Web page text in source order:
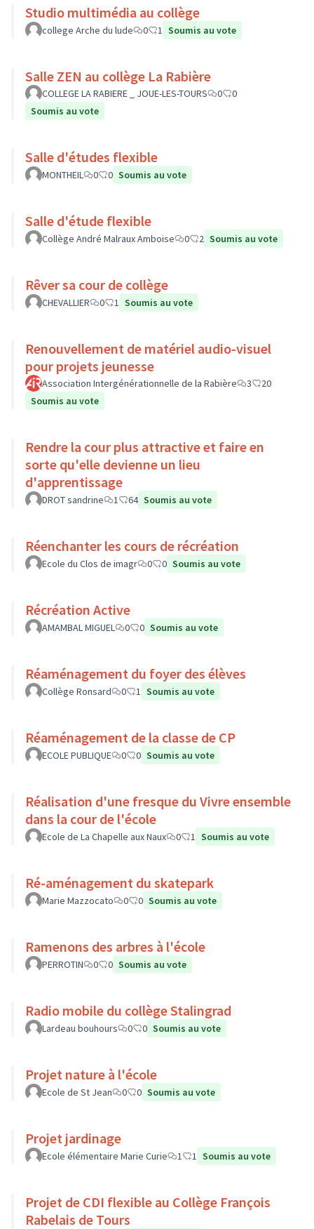
Studio multimédia au collège
college Arche du lude 0 1 Soumis au vote
Salle ZEN au collège La Rabière
COLLEGE LA RABIERE _ JOUE-LES-TOURS 0
0
Soumis au vote
Salle d'études flexible
MONTHEIL 0 0 Soumis au vote
Salle d'étude flexible
Collège André Malraux Amboise 0 2 Soumis au vote
Rêver sa cour de collège
CHEVALLIER 0 1 Soumis au vote
Renouvellement de matériel audio-visuel
pour projets jeunesse
Association Intergénérationnelle de la Rabière 3
20
Soumis au vote
Rendre la cour plus attractive et faire en
sorte qu'elle devienne un lieu
d'apprentissage
DROT sandrine 1 64 Soumis au vote
Réenchanter les cours de récréation
Ecole du Clos de imagr 0 0 Soumis au vote
Récréation Active
AMAMBAL MIGUEL 0 0 Soumis au vote
Réaménagement du foyer des élèves
Collège Ronsard 0 1 Soumis au vote
Réaménagement de la classe de CP
ECOLE PUBLIQUE 0 0 Soumis au vote
Réalisation d'une fresque du Vivre ensemble
dans la cour de l'école
Ecole de La Chapelle aux Naux 0 1 Soumis au vote
Ré-aménagement du skatepark
Marie Mazzocato 0 0 Soumis au vote
Ramenons des arbres à l'école
PERROTIN 0 0 Soumis au vote
Radio mobile du collège Stalingrad
Lardeau bouhours 0 0 Soumis au vote
Projet nature à l'école
Ecole de St Jean 0 0 Soumis au vote
Projet jardinage
Ecole élémentaire Marie Curie 1 1 Soumis au vote
Projet de CDI flexible au Collège François
Rabelais de Tours